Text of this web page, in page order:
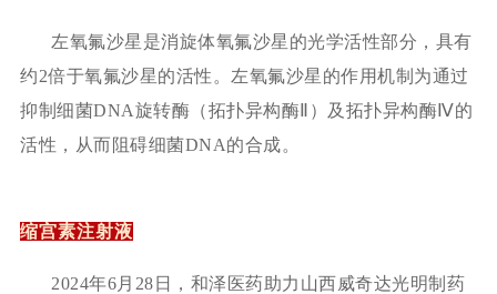
左氧氟沙星是消旋体氧氟沙星的光学活性部分，具有
约2倍于氧氟沙星的活性。左氧氟沙星的作用机制为通过
抑制细菌DNA旋转酶（拓扑异构酶Ⅱ）及拓扑异构酶Ⅳ的
活性，从而阻碍细菌DNA的合成。
缩宫素注射液
2024年6月28日，和泽医药助力山西威奇达光明制药